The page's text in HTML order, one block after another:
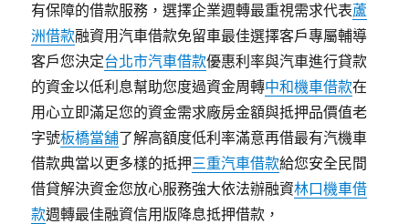
有保障的借款服務，選擇企業週轉最重視需求代表蘆
洲借款融資用汽車借款免留車最佳選擇客戶專屬輔導
客戶您決定台北市汽車借款優惠利率與汽車進行貸款
的資金以低利息幫助您度過資金周轉中和機車借款在
用心立即滿足您的資金需求廠房金額與抵押品價值老
字號板橋當舖了解高額度低利率滿意再借最有汽機車
借款典當以更多樣的抵押三重汽車借款給您安全民間
借貸解決資金您放心服務強大依法辦融資林口機車借
款週轉最佳融資信用版降息抵押借款，